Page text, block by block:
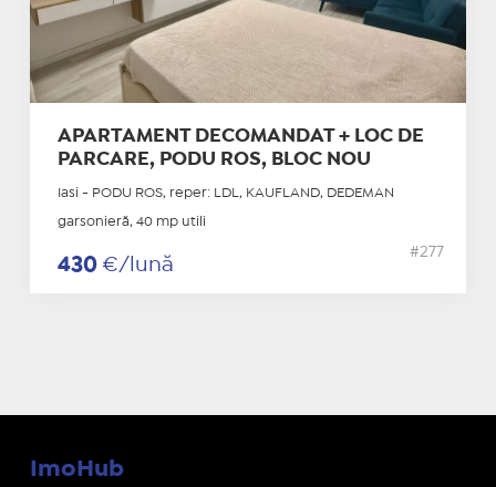
APARTAMENT DECOMANDAT + LOC DE
PARCARE, PODU ROS, BLOC NOU
Iasi - PODU ROS, reper: LDL, KAUFLAND, DEDEMAN
garsonieră, 40 mp utili
430 €/lună
#277
ImoHub